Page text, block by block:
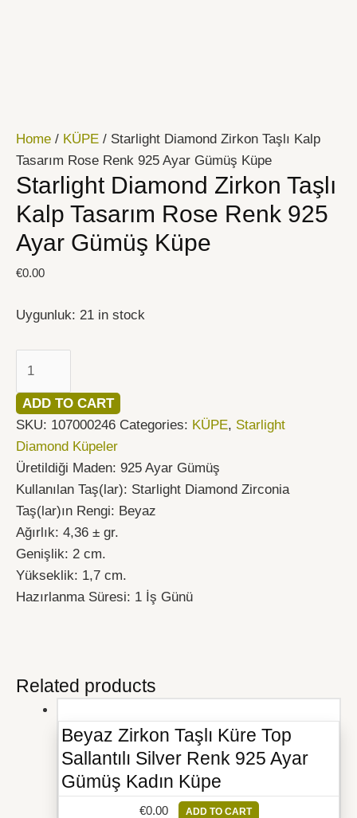
Home / KÜPE / Starlight Diamond Zirkon Taşlı Kalp
Tasarım Rose Renk 925 Ayar Gümüş Küpe
Starlight Diamond Zirkon Taşlı
Kalp Tasarım Rose Renk 925
Ayar Gümüş Küpe
€0.00
Uygunluk: 21 in stock
Rose
Renk
925
Ayar
Gümüş
Küpe
quantity
ADD TO CART
SKU: 107000246 Categories: KÜPE, Starlight
Diamond Küpeler
Üretildiği Maden: 925 Ayar Gümüş
Kullanılan Taş(lar): Starlight Diamond Zirconia
Taş(lar)ın Rengi: Beyaz
Ağırlık: 4,36 ± gr.
Genişlik: 2 cm.
Yükseklik: 1,7 cm.
Hazırlanma Süresi: 1 İş Günü
Related products
Beyaz Zirkon Taşlı Küre Top
Sallantılı Silver Renk 925 Ayar
Gümüş Kadın Küpe
€0.00 ADD TO CART